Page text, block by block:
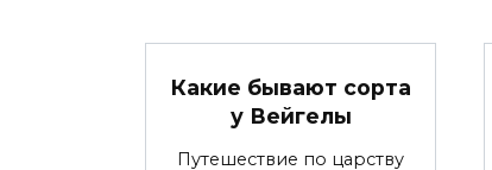
Какие бывают сорта
у Вейгелы
Путешествие по царству